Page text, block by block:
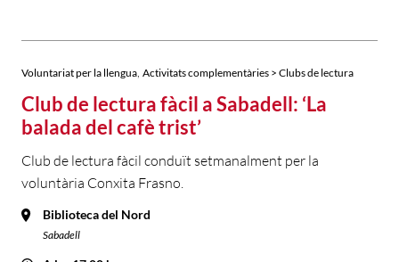
Voluntariat per la llengua Activitats complementàries > Clubs de lectura
Club de lectura fàcil a Sabadell: ‘La
balada del cafè trist’
Club de lectura fàcil conduït setmanalment per la
voluntària Conxita Frasno.
Biblioteca del Nord
Sabadell